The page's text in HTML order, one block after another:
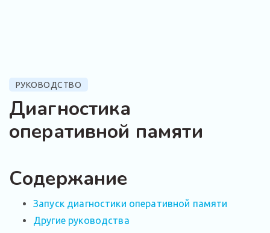
РУКОВОДСТВО
Диагностика
оперативной памяти
Содержание
Запуск диагностики оперативной памяти
Другие руководства